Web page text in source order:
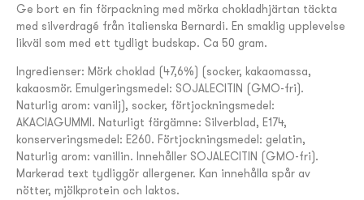
Ge bort en fin förpackning med mörka chokladhjärtan täckta
med silverdragé från italienska Bernardi. En smaklig upplevelse
likväl som med ett tydligt budskap. Ca 50 gram.
Ingredienser: Mörk choklad (47,6%) (socker, kakaomassa,
kakaosmör. Emulgeringsmedel: SOJALECITIN (GMO-fri).
Naturlig arom: vanilj), socker, förtjockningsmedel:
AKACIAGUMMI. Naturligt färgämne: Silverblad, E174,
konserveringsmedel: E260. Förtjockningsmedel: gelatin,
Naturlig arom: vanillin. Innehåller SOJALECITIN (GMO-fri).
Markerad text tydliggör allergener. Kan innehålla spår av
nötter, mjölkprotein och laktos.